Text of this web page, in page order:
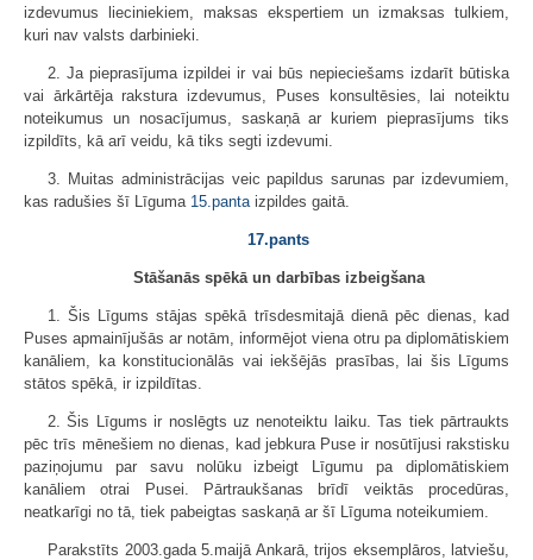
izdevumus lieciniekiem, maksas ekspertiem un izmaksas tulkiem,
kuri nav valsts darbinieki.
2. Ja pieprasījuma izpildei ir vai būs nepieciešams izdarīt būtiska
vai ārkārtēja rakstura izdevumus, Puses konsultēsies, lai noteiktu
noteikumus un nosacījumus, saskaņā ar kuriem pieprasījums tiks
izpildīts, kā arī veidu, kā tiks segti izdevumi.
3. Muitas administrācijas veic papildus sarunas par izdevumiem,
kas radušies šī Līguma 15.pantaizpildes gaitā.
17.pants
Stāšanās spēkā un darbības izbeigšana
1. Šis Līgums stājas spēkā trīsdesmitajā dienā pēc dienas, kad
Puses apmainījušās ar notām, informējot viena otru pa diplomātiskiem
kanāliem, ka konstitucionālās vai iekšējās prasības, lai šis Līgums
stātos spēkā, ir izpildītas.
2. Šis Līgums ir noslēgts uz nenoteiktu laiku. Tas tiek pārtraukts
pēc trīs mēnešiem no dienas, kad jebkura Puse ir nosūtījusi rakstisku
paziņojumu par savu nolūku izbeigt Līgumu pa diplomātiskiem
kanāliem otrai Pusei. Pārtraukšanas brīdī veiktās procedūras,
neatkarīgi no tā, tiek pabeigtas saskaņā ar šī Līguma noteikumiem.
Parakstīts 2003.gada 5.maijā Ankarā, trijos eksemplāros, latviešu,